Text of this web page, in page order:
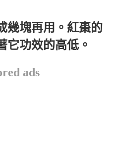
幾塊再用。紅棗的
它功效的高低。
ads